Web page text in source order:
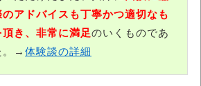
のアドバイスも丁寧かつ適切なも
頂き、非常に満足のいくものであ
。→ 体験談の詳細